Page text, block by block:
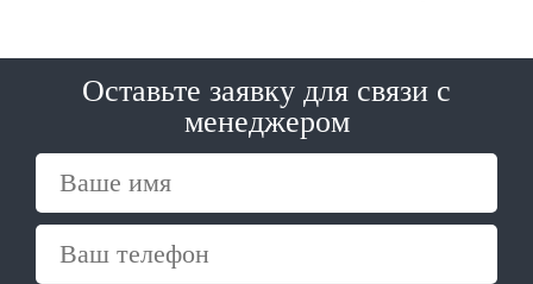
Оставьте заявку для связи с
менеджером